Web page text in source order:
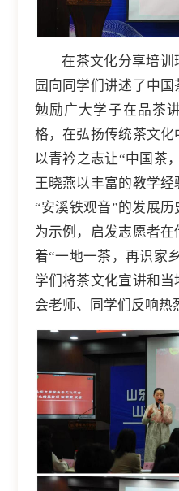
在茶文化分享培训
园向同学们讲述了中国
勉励广大学子在品茶
格，在弘扬传统茶文化
以青衿之志让“中国茶
王晓燕以丰富的教学
“安溪铁观音”的发展
为示例，启发志愿者
着“一地一茶，再识家
学们将茶文化宣讲和
会老师、同学们反响热